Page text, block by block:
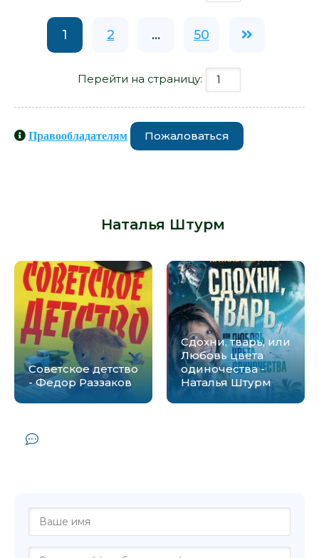
1 2 ... 50
Перейти на страницу:
Правообладателям Пожаловаться
Наталья Штурм
Советское детство
- Федор Раззаков
Сдохни, тварь, или
Любовь цвета
одиночества -
Наталья Штурм